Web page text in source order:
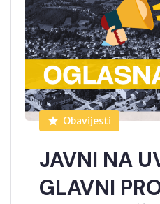
Obavijesti
JAVNI NA
GLAVNI